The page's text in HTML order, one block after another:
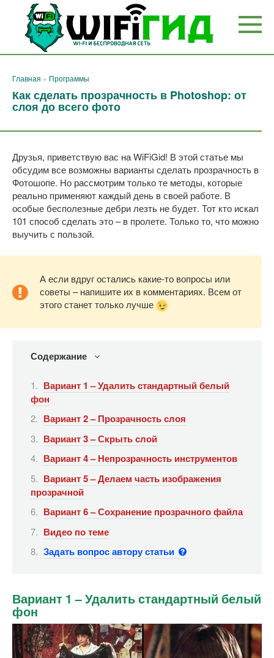
Перейти
контенту
Главная » Программы
Как сделать прозрачность в Photoshop: от
слоя до всего фото
Друзья, приветствую вас на WiFiGid! В этой статье мы
обсудим все возможны варианты сделать прозрачность в
Фотошопе. Но рассмотрим только те методы, которые
реально применяют каждый день в своей работе. В
особые бесполезные дебри лезть не будет. Тот кто искал
101 способ сделать это – в пролете. Только то, что можно
выучить с пользой.
А если вдруг остались какие-то вопросы или
советы – напишите их в комментариях. Всем от
этого станет только лучше
Содержание
Вариант 1 – Удалить стандартный белый
фон
Вариант 2 – Прозрачность слоя
Вариант 3 – Скрыть слой
Вариант 4 – Непрозрачность инструментов
Вариант 5 – Делаем часть изображения
прозрачной
Вариант 6 – Сохранение прозрачного файла
Видео по теме
Задать вопрос автору статьи
Вариант 1 – Удалить стандартный белый
фон